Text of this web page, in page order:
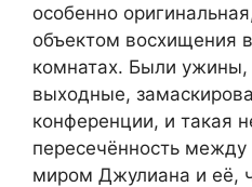
особенно
объектом восхищения
комнатах. Были ужины,
выходные,
конференции, и такая
пересечённость
миром Джулиана и её,